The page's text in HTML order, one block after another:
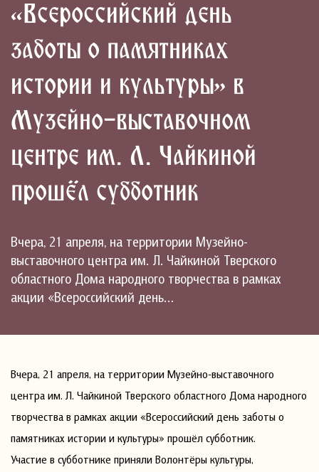
«Всероссийский день
заботы о памятниках
истории и культуры» в
Музейно-выставочном
центре им. Л. Чайкиной
прошёл субботник
Вчера, 21 апреля, на территории Музейно-
выставочного центра им. Л. Чайкиной Тверского
областного Дома народного творчества в рамках
акции «Всероссийский день…
Вчера, 21 апреля, на территории Музейно-выставочного
центра им. Л. Чайкиной Тверского областного Дома народного
творчества в рамках акции «Всероссийский день заботы о
памятниках истории и культуры» прошёл субботник.
Участие в субботнике приняли Волонтёры культуры,